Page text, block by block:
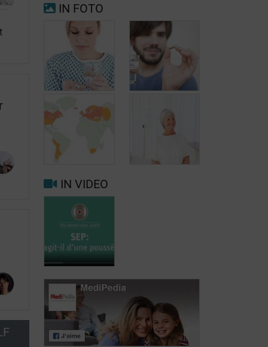
IN FOTO
dymethylfumaraat
Behandeling
Natalizumab
(Tysabri®)
De invloed van
de
leefomgeving
op multiple
sclerose
IN VIDEO
MS: gaat het
om een